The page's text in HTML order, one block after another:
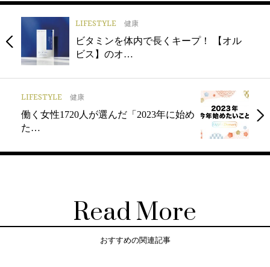
LIFESTYLE 健康
ビタミンを体内で長くキープ！ 【オル
ビス】のオ…
LIFESTYLE 健康
働く女性1720人が選んだ「2023年に始め
た…
Read More
おすすめの関連記事